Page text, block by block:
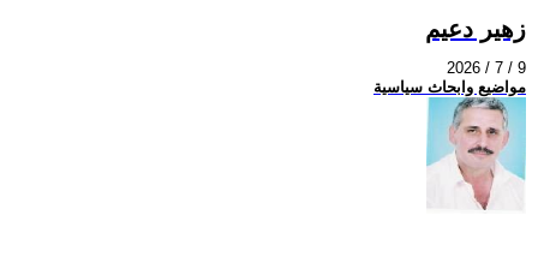
زهير دعيم
2026 / 7 / 9
مواضيع وابحاث سياسية